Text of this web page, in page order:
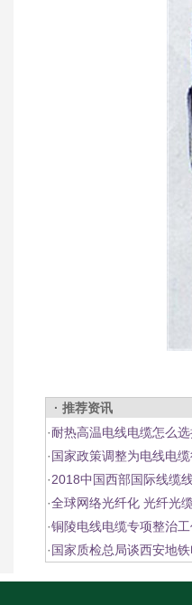
· 推荐资讯
·耐热高温电线电缆怎么
· 国家政策调整为电线电
·2018中国西部国际线缆
·全球网络光纤化 光纤光
·铜陵电线电缆专项整治
· 国家质检总局谈西安地